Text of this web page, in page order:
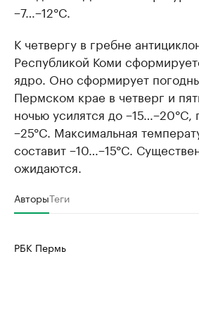
−7…−12°C.
К четвергу в гребне
Республикой Коми
ядро. Оно сформирует
Пермском крае в четверг и
ночью усилятся до −15…−20°C,
−25°C. Максимальная
составит −10…−15°C.
ожидаются.
АвторыТеги
РБК Пермь